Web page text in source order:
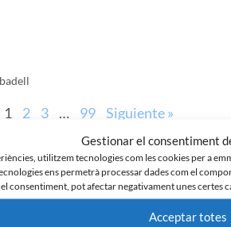
Gestionar el consentiment
utilitzem tecnologies com les cookies per a
ens permetrà processar dades com el
consentiment, pot afectar negativament unes certes
Acceptar totes
1 2 3 … 99 Siguiente »